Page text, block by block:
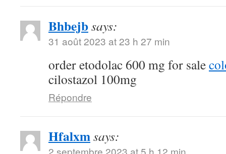
Bhbejbsays:
31 août 2023 at 23 h 27 min
order etodolac 600 mg for sale
cilostazol 100mg
Répondre
Hfalxmsays:
2 septembre 2023 at 5 h 12 min